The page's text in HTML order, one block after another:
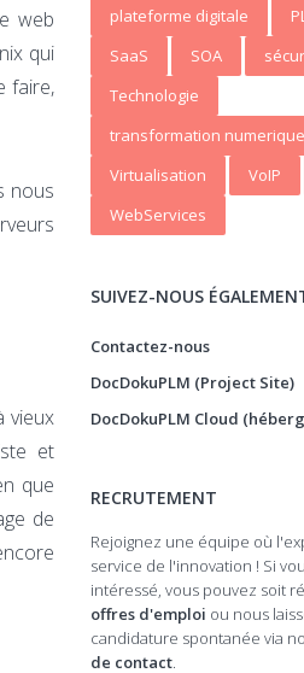
web
qui
faire,
nous
vieux
et
que
de
plateforme digitale
SaaS
SOA
Technologie
transformation numerique
Virtualisation
VoIP
WebServices
SUIVEZ-NOUS
Contactez-nous
DocDokuPLM (Project Site)
DocDokuPLM Cloud
RECRUTEMENT
Rejoignez une équipe où
service de l'innovation ! Si
intéressé, vous pouvez soit
offres d'emploi ou nous
candidature spontanée via
de contact.